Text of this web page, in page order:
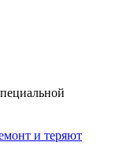
и теряют